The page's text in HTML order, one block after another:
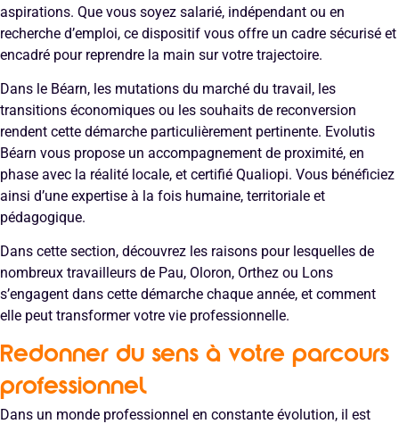
aspirations. Que vous soyez salarié, indépendant ou en
recherche d’emploi, ce dispositif vous offre un cadre sécurisé et
encadré pour reprendre la main sur votre trajectoire.
Dans le Béarn, les mutations du marché du travail, les
transitions économiques ou les souhaits de reconversion
rendent cette démarche particulièrement pertinente. Evolutis
Béarn vous propose un accompagnement de proximité, en
phase avec la réalité locale, et certifié Qualiopi. Vous bénéficiez
ainsi d’une expertise à la fois humaine, territoriale et
pédagogique.
Dans cette section, découvrez les raisons pour lesquelles de
nombreux travailleurs de Pau, Oloron, Orthez ou Lons
s’engagent dans cette démarche chaque année, et comment
elle peut transformer votre vie professionnelle.
Redonner du sens à votre parcours
professionnel
Dans un monde professionnel en constante évolution, il est